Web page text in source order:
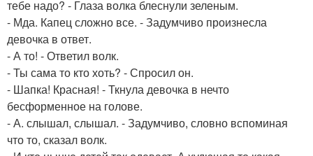
тебе надо? - Глаза волка блеснули зеленым.
- Мда. Капец сложно все. - Задумчиво произнесла
девочка в ответ.
- А то! - Ответил волк.
- Ты сама то кто хоть? - Спросил он.
- Шапка! Красная! - Ткнула девочка в нечто
бесформенное на голове.
- А. слышал, слышал. - Задумчиво, словно вспоминая
что то, сказал волк.